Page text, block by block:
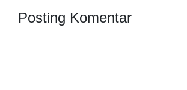
Posting Komentar